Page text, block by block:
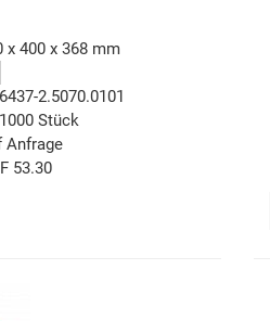
x 400 x 368 mm
2.5070.0101
Stück
Anfrage
53.30